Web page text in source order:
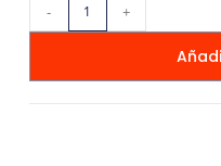
- +